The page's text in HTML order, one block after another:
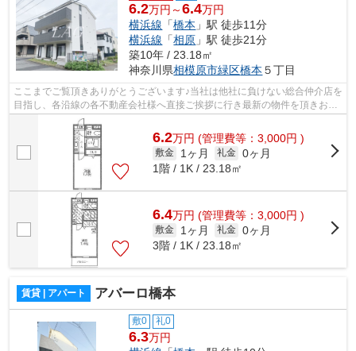
6.2万円～6.4万円
横浜線 「橋本 」駅 徒歩11分
横浜線 「相原 」駅 徒歩21分
築10年 / 23.18㎡
神奈川県相模原市緑区橋本 ５丁目
ここまでご覧頂きありがとうございます♪当社は他社に負けない総合仲介店を
目指し、各沿線の各不動産会社様へ直接ご挨拶に行き最新の物件を頂きお客
様へ提供しております！最新の情報は...
6.2万円 (管理費等：3,000円 )
敷金 1ヶ月 礼金 0ヶ月
1階 / 1K / 23.18㎡
6.4万円 (管理費等：3,000円 )
敷金 1ヶ月 礼金 0ヶ月
3階 / 1K / 23.18㎡
賃貸 | アパート アバーロ橋本
敷0 礼0
6.3万円